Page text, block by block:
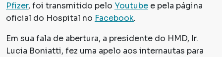
Pfizer, foi transmitido pelo Youtube e pela página
oficial do Hospital no Facebook.
Em sua fala de abertura, a presidente do HMD, Ir.
Lucia Boniatti, fez uma apelo aos internautas para